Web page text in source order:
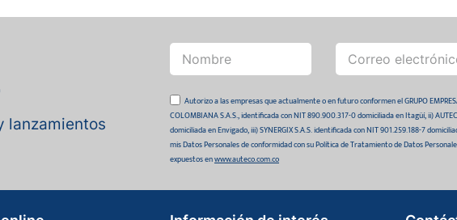
lanzamientos
Autorizo a las empresas que actualmente o en futuro conformen el GRUPO
COLOMBIANA S.A.S., identificada con NIT 890.900.317-0 domiciliada en Itagüí, ii)
domiciliada en Envigado, iii) SYNERGIX S.A.S. identificada con NIT 901.259.188-7
mis Datos Personales de conformidad con su Política de Tratamiento de Datos
expuestos enwww.auteco.com.co